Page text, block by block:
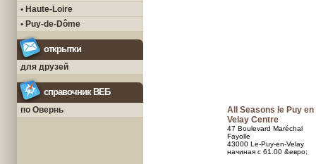
• Haute-Loire
• Puy-de-Dôme
открытки
для друзей
справочник ВЕБ
по Овернь
All Seasons le Puy en
Velay Centre
47 Boulevard Maréchal
Fayolle
43000 Le-Puy-en-Velay
начиная с 61.00 &евро;